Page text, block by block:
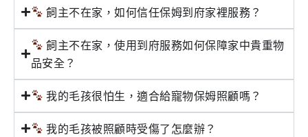
飼主不在家，如何信任保姆到府家裡服務？
飼主不在家，使用到府服務如何保障家中貴重物
品安全？
我的毛孩很怕生，適合給寵物保姆照顧嗎？
我的毛孩被照顧時受傷了怎麼辦？